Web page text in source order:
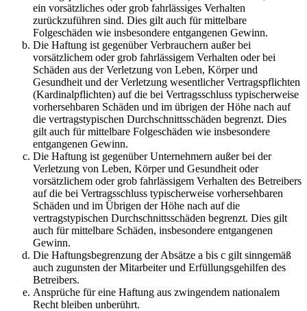
ein vorsätzliches oder grob fahrlässiges Verhalten
zurückzuführen sind. Dies gilt auch für mittelbare
Folgeschäden wie insbesondere entgangenen Gewinn.
Die Haftung ist gegenüber Verbrauchern außer bei
vorsätzlichem oder grob fahrlässigem Verhalten oder bei
Schäden aus der Verletzung von Leben, Körper und
Gesundheit und der Verletzung wesentlicher Vertragspflichten
(Kardinalpflichten) auf die bei Vertragsschluss typischerweise
vorhersehbaren Schäden und im übrigen der Höhe nach auf
die vertragstypischen Durchschnittsschäden begrenzt. Dies
gilt auch für mittelbare Folgeschäden wie insbesondere
entgangenen Gewinn.
Die Haftung ist gegenüber Unternehmern außer bei der
Verletzung von Leben, Körper und Gesundheit oder
vorsätzlichem oder grob fahrlässigem Verhalten des Betreibers
auf die bei Vertragsschluss typischerweise vorhersehbaren
Schäden und im Übrigen der Höhe nach auf die
vertragstypischen Durchschnittsschäden begrenzt. Dies gilt
auch für mittelbare Schäden, insbesondere entgangenen
Gewinn.
Die Haftungsbegrenzung der Absätze a bis c gilt sinngemäß
auch zugunsten der Mitarbeiter und Erfüllungsgehilfen des
Betreibers.
Ansprüche für eine Haftung aus zwingendem nationalem
Recht bleiben unberührt.